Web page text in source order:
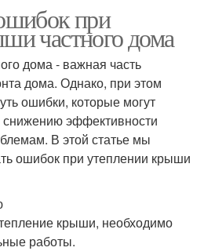
при
частного дома
дома - важная часть
дома. Однако, при этом
ошибки, которые могут
снижению эффективности
В этой статье мы
ошибок при утеплении крыши
крыши, необходимо
работы.